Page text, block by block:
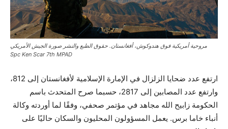
مروحية أمريكية فوق هندوكوش، أفغانستان. حقوق الطبع والنشر صورة الجيش الأمريكي
Spc Ken Scar 7th MPAD
ارتفع عدد ضحايا الزلزال في الإمارة الإسلامية لأفغانستان إلى 812،
وارتفع عدد المصابين إلى 2817، حسبما صرح المتحدث باسم
الحكومة زابيح الله مجاهد في مؤتمر صحفي، وفقًا لما أوردته وكالة
أنباء خاما برس. يعمل المسؤولون المحليون والسكان حاليًا على